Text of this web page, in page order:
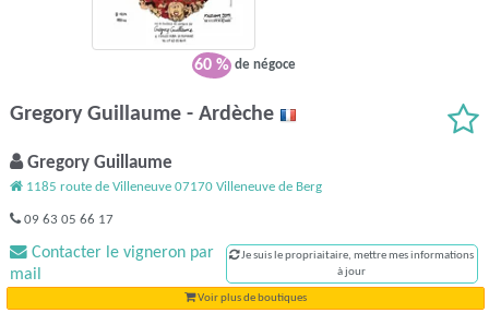
60 % de négoce
Gregory Guillaume - Ardèche
Gregory Guillaume
1185 route de Villeneuve 07170 Villeneuve de Berg
09 63 05 66 17
Contacter le vigneron par
mail
Je suis le propriaitaire, mettre mes informations
à jour
Voir plus de boutiques